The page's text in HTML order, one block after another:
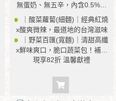
無蛋奶、無五辛，內含0.5%當
｜酸菜蘿蔔(細麵)｜經典紅燒
x酸爽微辣，最道地的台灣滋味
｜野菜百匯(寬麵)｜清甜高纖
x鮮味爽口，脆口蔬菜包！補充
滿滿纖維
現享82折 溫馨獻禮